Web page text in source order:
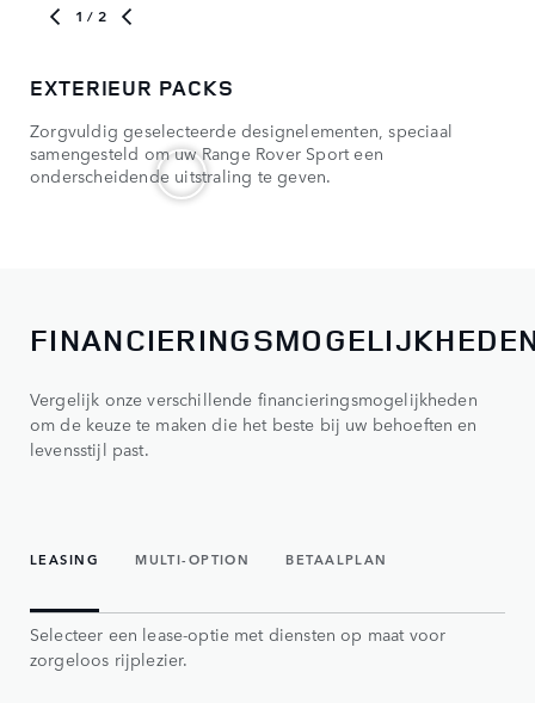
1 / 2
EXTERIEUR PACKS
Zorgvuldig geselecteerde designelementen, speciaal
samengesteld om uw Range Rover Sport een
onderscheidende uitstraling te geven.
Vergelijk onze verschillende financieringsmogelijkheden
om de keuze te maken die het beste bij uw behoeften en
levensstijl past.
LEASING MULTI-OPTION BETAALPLAN
Selecteer een lease-optie met diensten op maat voor
zorgeloos rijplezier.